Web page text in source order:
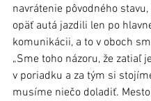
navrátenie pôvodného stavu,
opäť autá jazdili len po
komunikácii, a to v oboch
„Sme toho názoru, že zatiaľ
v poriadku a za tým si
musíme niečo doladiť.